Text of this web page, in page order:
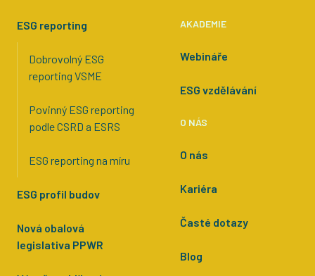
ESG reporting
Dobrovolný ESG
reporting VSME
Povinný ESG reporting
podle CSRD a ESRS
ESG reporting na míru
ESG profil budov
Nová obalová
legislativa PPWR
AKADEMIE
Webináře
ESG vzdělávání
O NÁS
O nás
Kariéra
Časté dotazy
Blog